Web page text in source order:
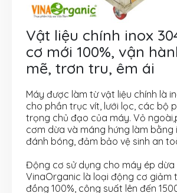
Vật liệu chính inox
cơ mới 100%, vận
mẽ, trơn tru, êm ái
Máy được làm từ vật liệu chính là
cho phần trục vít, lưới lọc, các bộ
trọng chủ đạo của máy. Vỏ
cơm dừa và máng hứng làm bằng
đánh bóng, đảm bảo vệ sinh an
Động cơ sử dụng cho máy ép dừa
VinaOrganic là loại động cơ giảm
đồng 100%, công suất lên đến